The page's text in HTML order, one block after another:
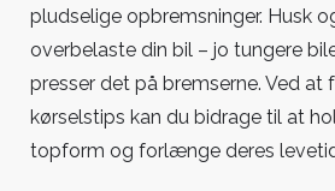
pludselige opbremsninger. Husk
overbelaste din bil – jo tungere
presser det på bremserne. Ved at
kørselstips kan du bidrage til at
topform og forlænge deres